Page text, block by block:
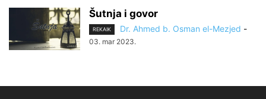
Šutnja i govor
REKAIK Dr. Ahmed b. Osman el-Mezjed -
03. mar 2023.